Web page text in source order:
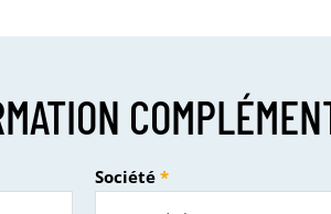
Société